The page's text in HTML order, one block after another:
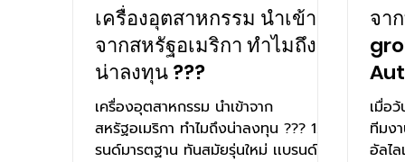
เครื่องอุตสาหกรรม นำเข้า
จากสหรัฐอเมริกา ทำไมถึง
น่าลงทุน ???
เครื่องอุตสาหกรรม นำเข้าจาก
สหรัฐอเมริกา ทำไมถึงน่าลงทุน ??? 1.เเบ
รนด์มารตฐาน ทันสมัยรุ่นใหม่ เเบรนด์
จา
เมื่อ
ทีมง
อัลไ